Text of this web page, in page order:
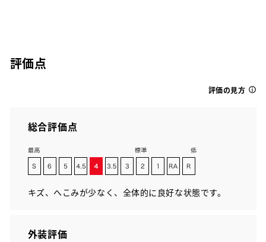
評価点
評価の見方
総合評価点
キズ、へこみが少なく、全体的に良好な状態です。
外装評価